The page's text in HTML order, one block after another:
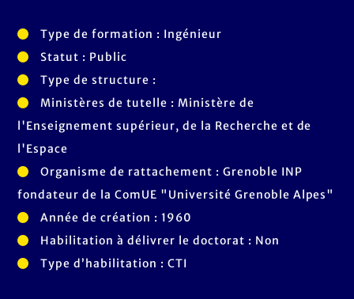
Type de formation : Ingénieur
Statut : Public
Type de structure :
Ministères de tutelle : Ministère de
l'Enseignement supérieur, de la Recherche et de
l'Espace
Organisme de rattachement : Grenoble INP
fondateur de la ComUE "Université Grenoble Alpes"
Année de création : 1960
Habilitation à délivrer le doctorat : Non
Type d’habilitation : CTI